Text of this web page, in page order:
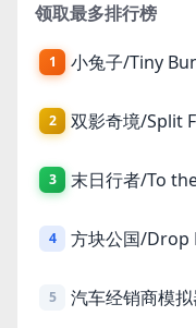
领取最多排行榜
1 小兔子/Tiny
2
3 末日行者/To
4 方块公国/Drop
5 汽车经销商模